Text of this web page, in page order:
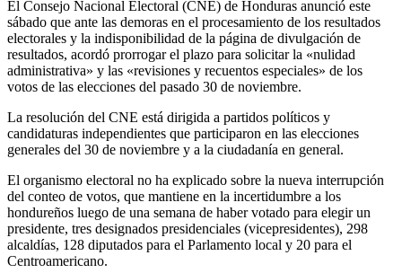
El Consejo Nacional Electoral (CNE) de Honduras anunció este
sábado que ante las demoras en el procesamiento de los resultados
electorales y la indisponibilidad de la página de divulgación de
resultados, acordó prorrogar el plazo para solicitar la «nulidad
administrativa» y las «revisiones y recuentos especiales» de los
votos de las elecciones del pasado 30 de noviembre.
La resolución del CNE está dirigida a partidos políticos y
candidaturas independientes que participaron en las elecciones
generales del 30 de noviembre y a la ciudadanía en general.
El organismo electoral no ha explicado sobre la nueva interrupción
del conteo de votos, que mantiene en la incertidumbre a los
hondureños luego de una semana de haber votado para elegir un
presidente, tres designados presidenciales (vicepresidentes), 298
alcaldías, 128 diputados para el Parlamento local y 20 para el
Centroamericano.